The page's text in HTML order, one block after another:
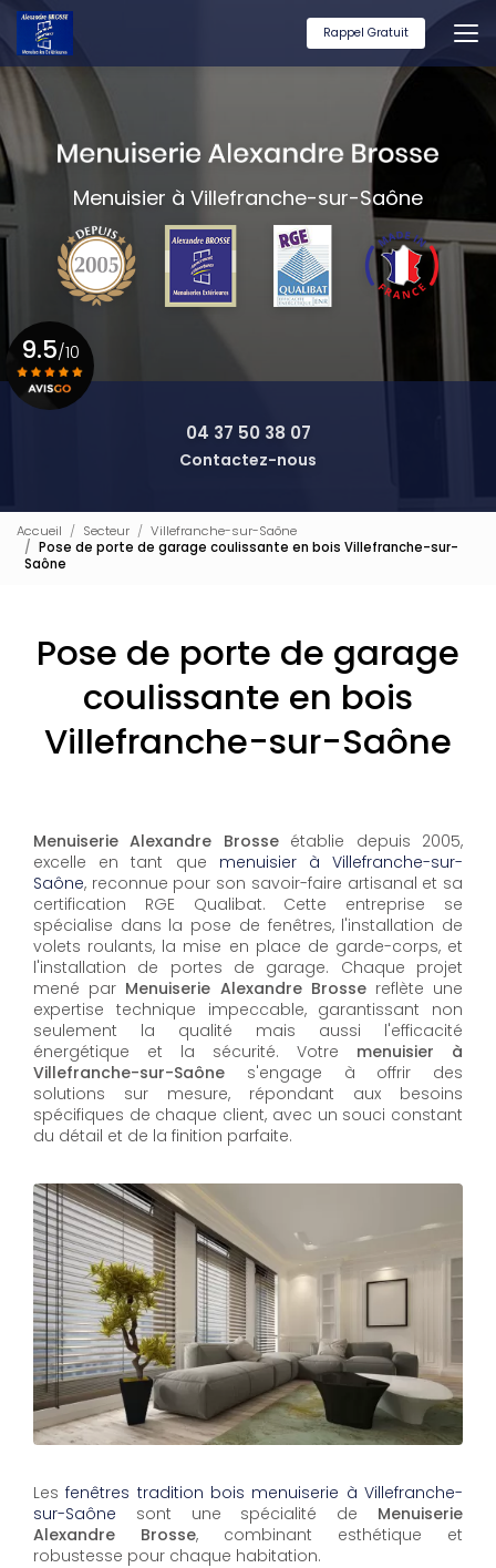
Aller
contenu
principal
Rappel Gratuit
Menuisier à Villefranche-sur-Saône
04 37 50 38 07
Contactez-nous
9.5/10
Accueil Secteur
Villefranche-sur-Saône
Pose de porte de garage coulissante en bois Villefranche-sur-
Saône
Pose de porte de garage
coulissante en bois
Villefranche-sur-Saône
Menuiserie Alexandre Brosseétablie depuis 2005,
excelle en tant que menuisier à Villefranche-sur-
Saône, reconnue pour son savoir-faire artisanal et sa
certification RGE Qualibat. Cette entreprise se
spécialise dans la pose de fenêtres, l'installation de
volets roulants, la mise en place de garde-corps, et
l'installation de portes de garage. Chaque projet
mené par Menuiserie Alexandre Brossereflète une
expertise technique impeccable, garantissant non
seulement la qualité mais aussi l'efficacité
énergétique et la sécurité. Votre menuisier à
Villefranche-sur-Saône s'engage à offrir des
solutions sur mesure, répondant aux besoins
spécifiques de chaque client, avec un souci constant
du détail et de la finition parfaite.
Lesfenêtres tradition bois menuiserie à Villefranche-
sur-Saône sont une spécialité de Menuiserie
Alexandre Brosse, combinant esthétique et
robustesse pour chaque habitation.